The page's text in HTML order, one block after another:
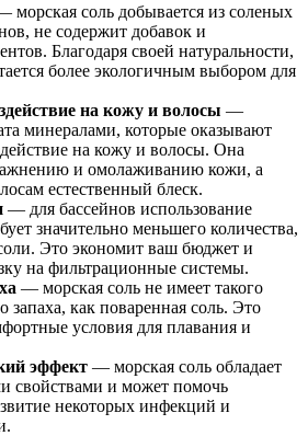
морская соль добывается из соленых
не содержит добавок и
Благодаря своей натуральности,
более экологичным выбором для
на кожу и волосы —
минералами, которые оказывают
на кожу и волосы. Она
и омолаживанию кожи, а
естественный блеск.
— для бассейнов использование
значительно меньшего количества,
Это экономит ваш бюджет и
на фильтрационные системы.
— морская соль не имеет такого
запаха, как поваренная соль. Это
условия для плавания и
эффект — морская соль обладает
свойствами и может помочь
некоторых инфекций и